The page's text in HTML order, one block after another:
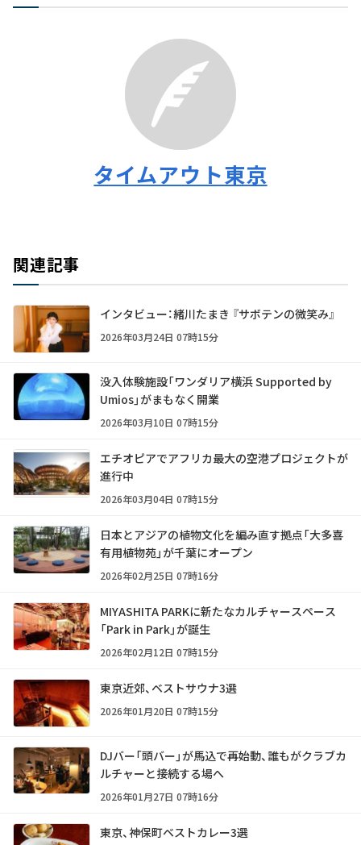
タイムアウト東京
関連記事
インタビュー：緒川たまき 『サボテンの微笑み』
2026年03月24日 07時15分
没入体験施設「ワンダリア横浜 Supported by
Umios」がまもなく開業
2026年03月10日 07時15分
エチオピアでアフリカ最大の空港プロジェクトが
進行中
2026年03月04日 07時15分
日本とアジアの植物文化を編み直す拠点「大多喜
有用植物苑」が千葉にオープン
2026年02月25日 07時16分
MIYASHITA PARKに新たなカルチャースペース
「Park in Park」が誕生
2026年02月12日 07時15分
東京近郊、ベストサウナ3選
2026年01月20日 07時15分
DJバー「頭バー」が馬込で再始動、誰もがクラブカ
ルチャーと接続する場へ
2026年01月27日 07時16分
東京、神保町ベストカレー3選